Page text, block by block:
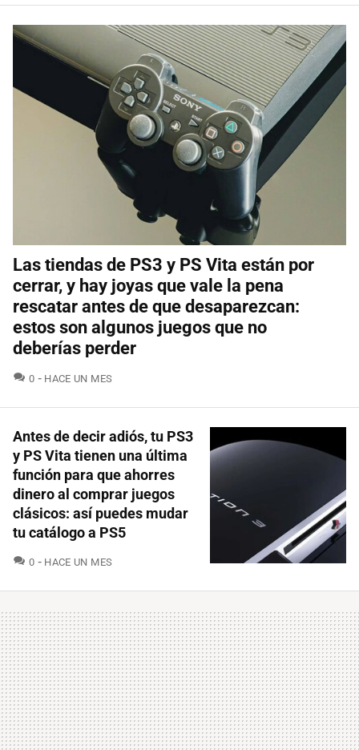
Las tiendas de PS3 y PS Vita están por
cerrar, y hay joyas que vale la pena
rescatar antes de que desaparezcan:
estos son algunos juegos que no
deberías perder
0 COMENTARIOS
HACE UN MES
Antes de decir adiós, tu PS3
y PS Vita tienen una última
función para que ahorres
dinero al comprar juegos
clásicos: así puedes mudar
tu catálogo a PS5
0 COMENTARIOS
HACE UN MES